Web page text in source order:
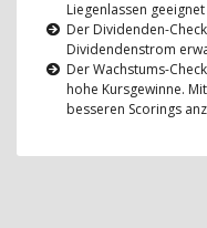
Liegenlassen
Der Dividenden-
Dividendenstrom
Der Wachstums-
hohe Kursgewinne.
besseren Scorings